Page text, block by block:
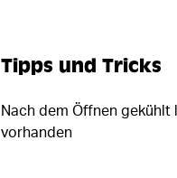
Tipps und Tricks
Nach dem Öffnen
vorhanden